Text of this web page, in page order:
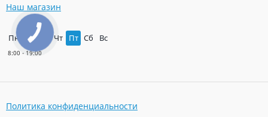
Наш магазин
Пн Вт Чт Пт Сб Вс
Политика конфиденциальности
КНОПКА
ЗВ'ЯЗКУ